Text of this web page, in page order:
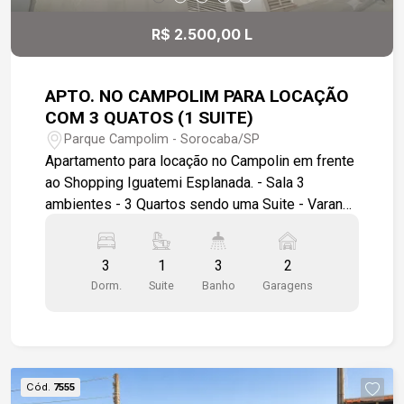
Localização estratégica.
R$ 2.500,00 L
APTO. NO CAMPOLIM PARA LOCAÇÃO
COM 3 QUATOS (1 SUITE)
Parque Campolim - Sorocaba/SP
Apartamento para locação no Campolin em frente
ao Shopping Iguatemi Esplanada. - Sala 3
ambientes - 3 Quartos sendo uma Suite - Varanda
Vagas de garagem cobertas - Salão de festas no
condomínio - Portaria 24 horas
3
Dorm.
1
Suite
3
Banho
2
Garagens
Cód. 7555